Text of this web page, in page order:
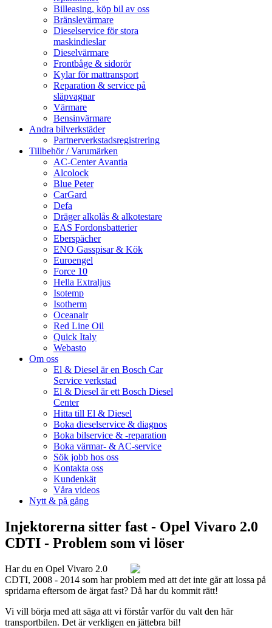
Billeasing, köp bil av oss
Bränslevärmare
Dieselservice för stora
maskindieslar
Dieselvärmare
Frontbåge & sidorör
Kylar för mattransport
Reparation & service på
släpvagnar
Värmare
Bensinvärmare
Andra bilverkstäder
Partnerverkstadsregistrering
Tillbehör / Varumärken
AC-Center Avantia
Alcolock
Blue Peter
CarGard
Defa
Dräger alkolås & alkotestare
EAS Fordonsbatterier
Eberspächer
ENO Gasspisar & Kök
Euroengel
Force 10
Hella Extraljus
Isotemp
Isotherm
Oceanair
Red Line Oil
Quick Italy
Webasto
Om oss
El & Diesel är en Bosch Car
Service verkstad
El & Diesel är ett Bosch Diesel
Center
Hitta till El & Diesel
Boka dieselservice & diagnos
Boka bilservice & -reparation
Boka värmar- & AC-service
Sök jobb hos oss
Kontakta oss
Kundenkät
Våra videos
Nytt & på gång
Injektorerna sitter fast - Opel Vivaro 2.0
CDTI - Problem som vi löser
Har du en Opel Vivaro 2.0
CDTI, 2008 - 2014 som har problem med att det inte går att lossa på
spridarna eftersom de ärgat fast? Då har du kommit rätt!
Vi vill börja med att säga att vi förstår varför du valt den här
transportbilen. Det är verkligen en jättebra bil!